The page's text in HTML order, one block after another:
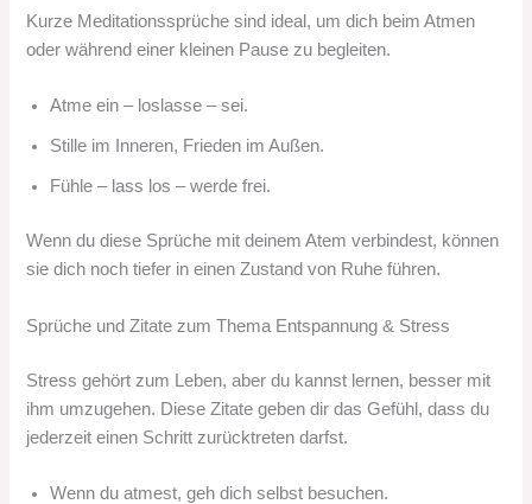
Kurze Meditationssprüche sind ideal, um dich beim Atmen
oder während einer kleinen Pause zu begleiten.
Atme ein – loslasse – sei.
Stille im Inneren, Frieden im Außen.
Fühle – lass los – werde frei.
Wenn du diese Sprüche mit deinem Atem verbindest, können
sie dich noch tiefer in einen Zustand von Ruhe führen.
Sprüche und Zitate zum Thema Entspannung & Stress
Stress gehört zum Leben, aber du kannst lernen, besser mit
ihm umzugehen. Diese Zitate geben dir das Gefühl, dass du
jederzeit einen Schritt zurücktreten darfst.
Wenn du atmest, geh dich selbst besuchen.